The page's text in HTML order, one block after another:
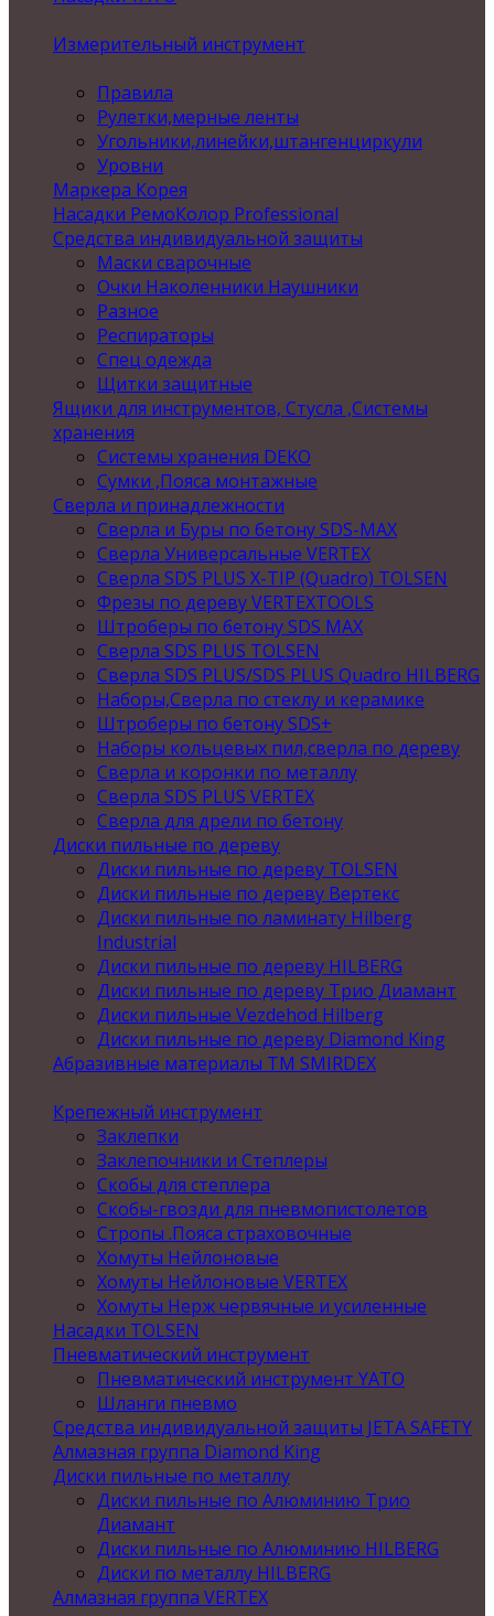
Измерительный инструмент
Правила
Рулетки,мерные ленты
Угольники,линейки,штангенциркули
Уровни
Маркера Корея
Насадки РемоКолор Professional
Средства индивидуальной защиты
Маски сварочные
Очки Наколенники Наушники
Разное
Респираторы
Спец одежда
Щитки защитные
Ящики для инструментов, Стусла ,Системы
хранения
Системы хранения DEKO
Сумки ,Пояса монтажные
Сверла и принадлежности
Сверла и Буры по бетону SDS-MAX
Сверла Универсальные VERTEX
Сверла SDS PLUS X-TIP (Quadro) TOLSEN
Фрезы по дереву VERTEXTOOLS
Штроберы по бетону SDS MAX
Сверла SDS PLUS TOLSEN
Сверла SDS PLUS/SDS PLUS Quadro HILBERG
Наборы,Сверла по стеклу и керамике
Штроберы по бетону SDS+
Наборы кольцевых пил,сверла по дереву
Сверла и коронки по металлу
Сверла SDS PLUS VERTEX
Сверла для дрели по бетону
Диски пильные по дереву
Диски пильные по дереву TOLSEN
Диски пильные по дереву Вертекс
Диски пильные по ламинату Hilberg
Industrial
Диски пильные по дереву HILBERG
Диски пильные по дереву Трио Диамант
Диски пильные Vezdehod Hilberg
Диски пильные по дереву Diamond King
Абразивные материалы ТМ SMIRDEX
Крепежный инструмент
Заклепки
Заклепочники и Степлеры
Скобы для степлера
Скобы-гвозди для пневмопистолетов
Стропы .Пояса страховочные
Хомуты Нейлоновые
Хомуты Нейлоновые VERTEX
Хомуты Нерж червячные и усиленные
Насадки TOLSEN
Пневматический инструмент
Пневматический инструмент YATO
Шланги пневмо
Средства индивидуальной защиты JETA SAFETY
Алмазная группа Diamond King
Диски пильные по металлу
Диски пильные по Алюминию Трио
Диамант
Диски пильные по Алюминию HILBERG
Диски по металлу HILBERG
Алмазная группа VERTEX